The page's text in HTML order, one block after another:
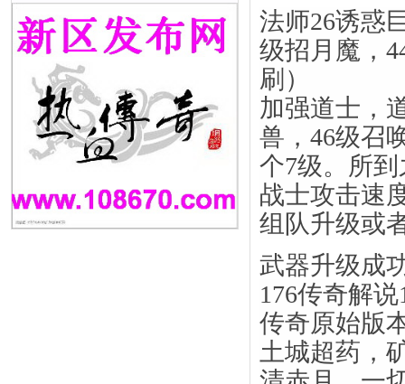
法师26诱惑
级招月魔，
刷）
加强道士，
兽，46级召
个7级。所
战士攻击速
组队升级或
武器升级成
176传奇解
传奇原始版
土城超药，